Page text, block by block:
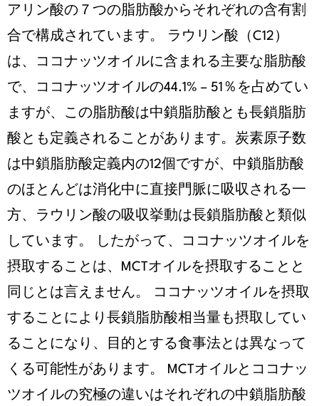
アリン酸の７つの脂肪酸からそれぞれの含有割
合で構成されています。 ラウリン酸（C12）
は、ココナッツオイルに含まれる主要な脂肪酸
で、ココナッツオイルの44.1% – 51％を占めてい
ますが、この脂肪酸は中鎖脂肪酸とも長鎖脂肪
酸とも定義されることがあります。炭素原子数
は中鎖脂肪酸定義内の12個ですが、中鎖脂肪酸
のほとんどは消化中に直接門脈に吸収される一
方、ラウリン酸の吸収挙動は長鎖脂肪酸と類似
しています。 したがって、ココナッツオイルを
摂取することは、MCTオイルを摂取することと
同じとは言えません。 ココナッツオイルを摂取
することにより長鎖脂肪酸相当量も摂取してい
ることになり、目的とする食事法とは異なって
くる可能性があります。 MCTオイルとココナッ
ツオイルの究極の違いはそれぞれの中鎖脂肪酸